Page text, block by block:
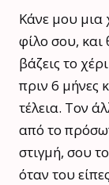
Κάνε μου μια
φίλο σου,
βάζεις το
πριν 6 μήνες
τέλεια. Τον
από το
στιγμή, σου
όταν του